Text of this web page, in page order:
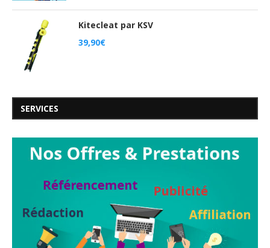
Kitecleat par KSV
39,90€
SERVICES